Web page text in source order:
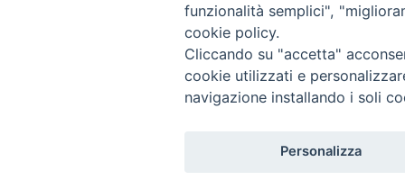
funzionalità semplici",
cookie policy.
Cliccando su "accetta"
cookie utilizzati e
navigazione installando i soli
Personalizza